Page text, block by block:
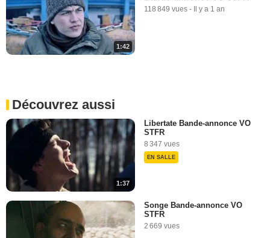
1:42
118 849 vues - Il y a 1 an
Découvrez aussi
1:37
Libertate Bande-annonce VO
STFR
8 347 vues
EN SALLE
Songe Bande-annonce VO
STFR
2 669 vues